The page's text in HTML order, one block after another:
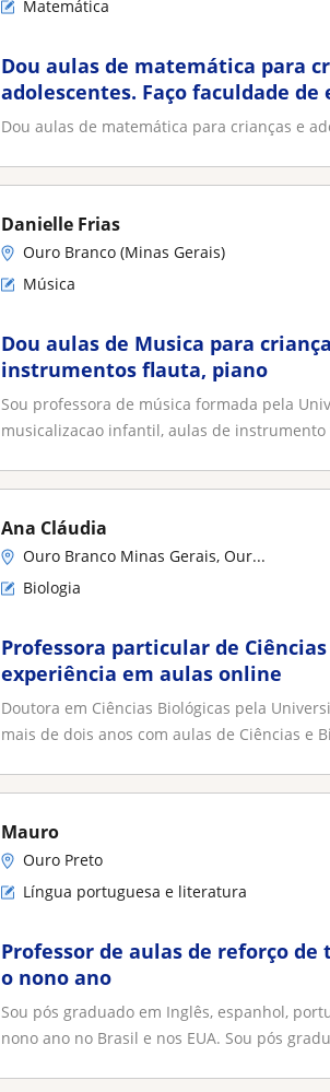
Matemática
Dou aulas de matemática para
adolescentes. Faço faculdade
Dou aulas de matemática para crianças e
Danielle Frias
Ouro Branco (Minas Gerais)
Música
Dou aulas de Musica para
instrumentos flauta, piano
Sou professora de música formada pela
musicalizacao infantil, aulas de instrumento
Ana Cláudia
Ouro Branco Minas Gerais, Our...
Biologia
Professora particular de
experiência em aulas online
Doutora em Ciências Biológicas pela
mais de dois anos com aulas de Ciências e
Mauro
Ouro Preto
Língua portuguesa e literatura
Professor de aulas de reforço
o nono ano
Sou pós graduado em Inglês, espanhol,
nono ano no Brasil e nos EUA. Sou pós